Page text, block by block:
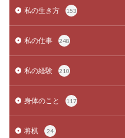
私の生き方 153
私の仕事 248
私の経験 210
身体のこと 117
将棋 24